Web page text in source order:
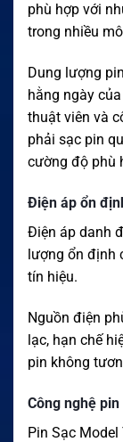
phù hợp với
trong nhiều
Dung lượng
hằng ngày
thuật viên và
phải sạc pin
cường độ phù
Điện áp ổn
Điện áp danh
lượng ổn định
tín hiệu.
Nguồn điện
lạc, hạn chế
pin không
Công nghệ
Pin Sạc Model